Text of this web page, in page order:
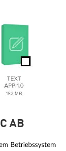
AB
Betriebssystem